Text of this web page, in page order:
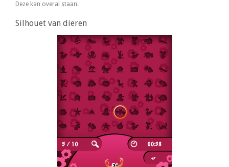
Deze kan overal staan.
Silhouet van dieren